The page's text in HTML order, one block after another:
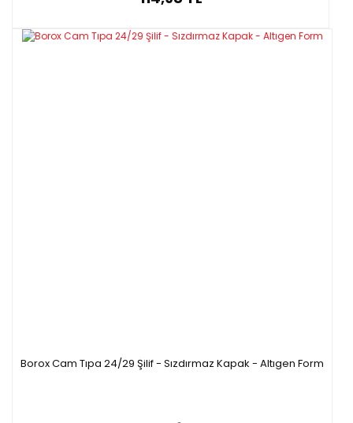
Borox Cam Tıpa 24/29 Şilif - Sızdırmaz Kapak - Altıgen Form